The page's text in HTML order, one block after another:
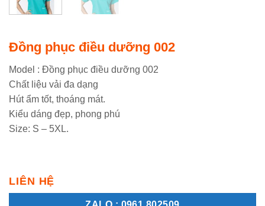
Đồng phục điều dưỡng 002
Model : Đồng phục điều dưỡng 002
Chất liệu vải đa dạng
Hút ẩm tốt, thoáng mát.
Kiểu dáng đẹp, phong phú
Size: S – 5XL.
LIÊN HỆ